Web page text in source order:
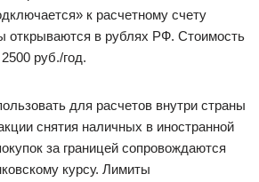
к расчетному счету
открываются в рублях РФ. Стоимость
руб./год.
для расчетов внутри страны
снятия наличных в иностранной
за границей сопровождаются
курсу. Лимиты